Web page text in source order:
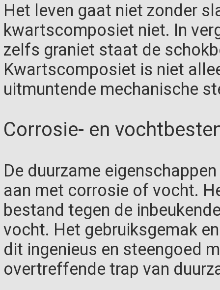
Het leven gaat niet zonder
kwartscomposiet niet. In
zelfs graniet staat de
Kwartscomposiet is niet
uitmuntende mechanische
Corrosie- en
De duurzame
aan met corrosie of vocht.
bestand tegen de
vocht. Het gebruiksgemak
dit ingenieus en steengoed
overtreffende trap van